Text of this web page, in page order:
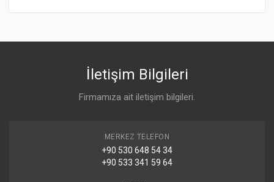
İletişim Bilgileri
Firmamıza ait iletişim bilgileri.
MERKEZ TELEFON
+90 530 648 54 34
+90 533 341 59 64